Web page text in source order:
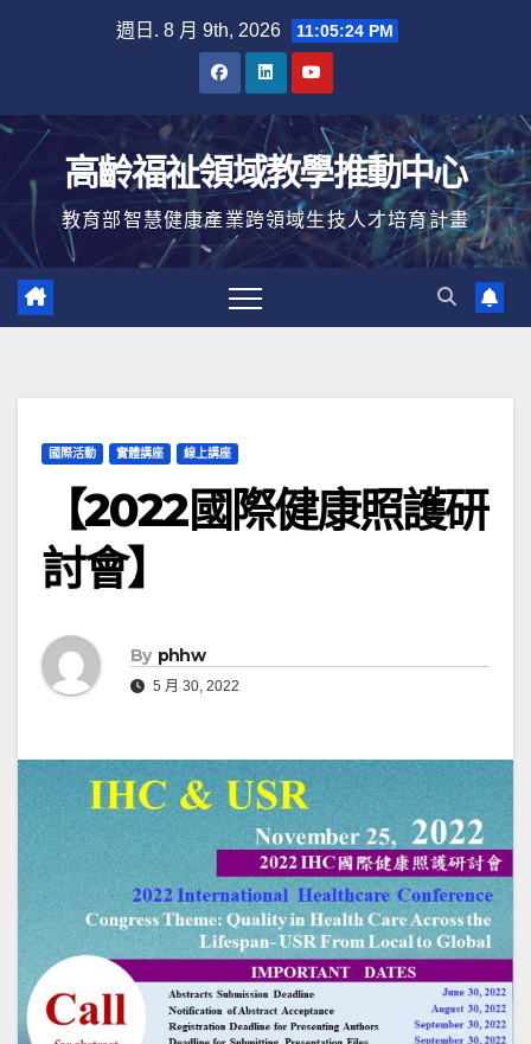
週日. 8 月 9th, 2026 11:05:25 PM
高齡福祉領域教學推動中心
教育部智慧健康產業跨領域生技人才培育計畫
國際活動 實體講座 線上講座
【2022國際健康照護研
討會】
By phhw
5 月 30, 2022